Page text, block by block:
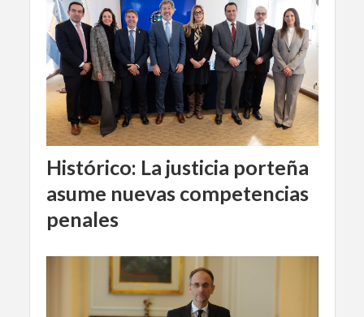
Histórico: La justicia porteña
asume nuevas competencias
penales